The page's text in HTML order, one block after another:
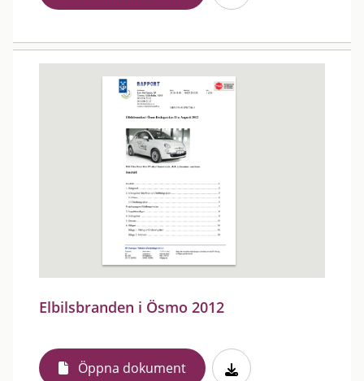
Elbilsbranden i Ösmo 2012
Öppna dokument